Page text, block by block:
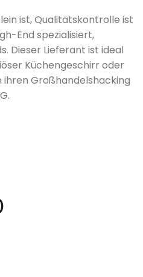
ist, Qualitätskontrolle ist
End spezialisiert,
Dieser Lieferant ist ideal
Küchengeschirr oder
Großhandelshacking
G.